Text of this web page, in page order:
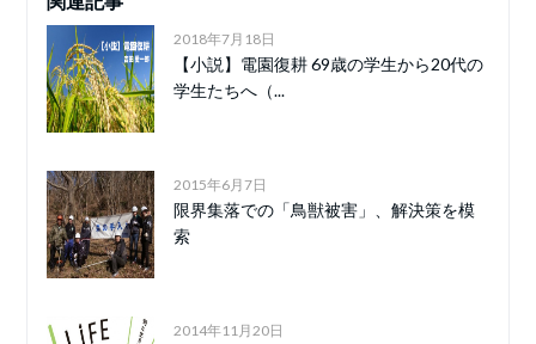
2018年7月18日
【小説】電園復耕 69歳の学生から20代の
学生たちへ（...
2015年6月7日
限界集落での「鳥獣被害」、解決策を模
索
2014年11月20日